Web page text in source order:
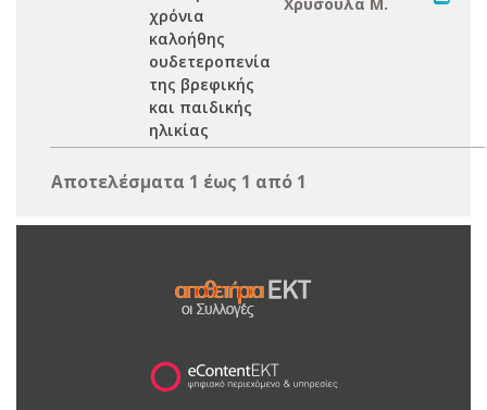
χρόνια
καλοήθης
ουδετεροπενία
της βρεφικής
και παιδικής
ηλικίας
Αποτελέσματα 1 έως 1 από 1